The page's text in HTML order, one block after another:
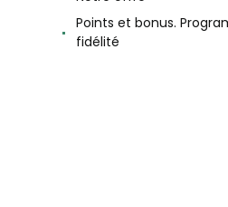
Points et bonus.
fidélité